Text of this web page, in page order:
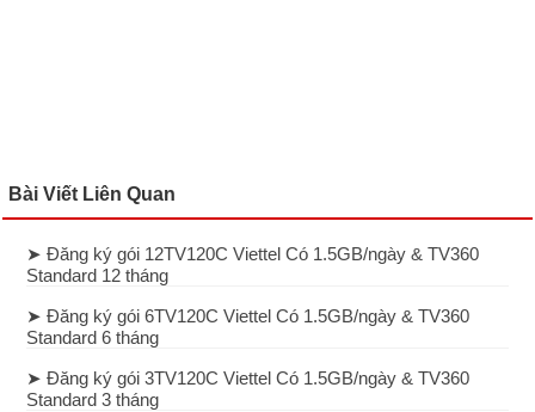
Bài Viết Liên Quan
➤ Đăng ký gói 12TV120C Viettel Có 1.5GB/ngày & TV360
Standard 12 tháng
➤ Đăng ký gói 6TV120C Viettel Có 1.5GB/ngày & TV360
Standard 6 tháng
➤ Đăng ký gói 3TV120C Viettel Có 1.5GB/ngày & TV360
Standard 3 tháng